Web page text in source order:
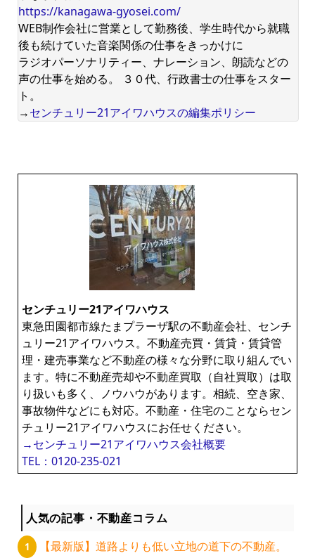
https://kanagawa-gyosei.com/
WEB制作会社に営業として勤務後、学生時代から就職
後も続けていた音楽関係の仕事をきっかけに
ラジオパーソナリティー、ナレーション、朗読などの
声の仕事を始める。 ３０代、行政書士の仕事をスター
ト。
→センチュリー21アイワハウスの編集ポリシー
センチュリー21アイワハウス
東急田園都市線たまプラーザ駅の不動産会社、センチ
ュリー21アイワハウス。不動産売買・賃貸・賃貸管
理・建売事業など不動産の様々な分野に取り組んでい
ます。特に不動産売却や不動産買取（自社買取）は取
り扱いも多く、ノウハウがあります。相続、空き家、
事故物件などにも対応。不動産・住宅のことならセン
チュリー21アイワハウスにお任せください。
→センチュリー21アイワハウス会社概要
TEL：0120-235-021
人気の記事・不動産コラム
【最新版】道路よりも低い立地の道下の不動産。